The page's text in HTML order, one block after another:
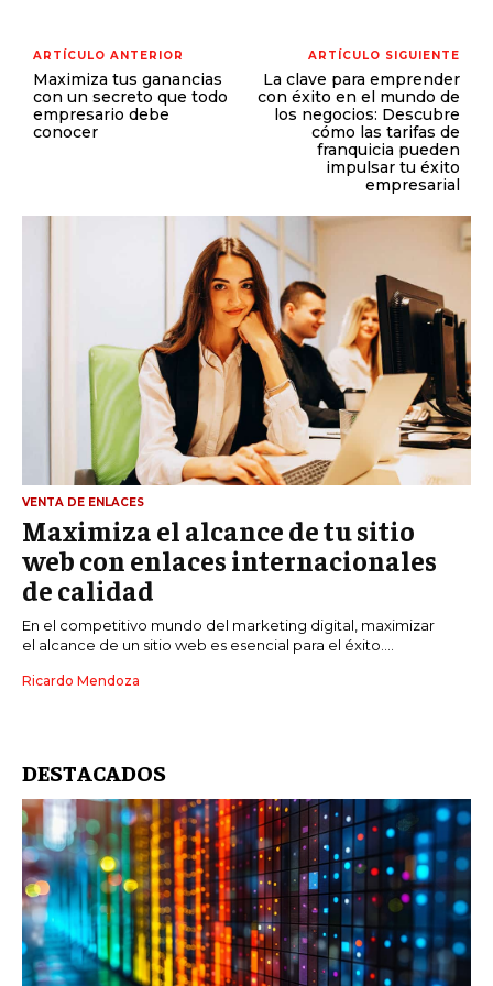
ARTÍCULO ANTERIOR
Maximiza tus ganancias
con un secreto que todo
empresario debe
conocer
ARTÍCULO SIGUIENTE
La clave para emprender
con éxito en el mundo de
los negocios: Descubre
cómo las tarifas de
franquicia pueden
impulsar tu éxito
empresarial
VENTA DE ENLACES
Maximiza el alcance de tu sitio
web con enlaces internacionales
de calidad
En el competitivo mundo del marketing digital, maximizar
el alcance de un sitio web es esencial para el éxito....
Ricardo Mendoza
DESTACADOS